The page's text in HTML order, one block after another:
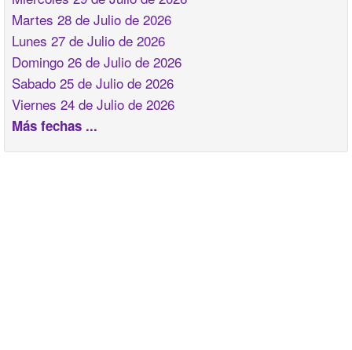
Martes 28 de Julio de 2026
Lunes 27 de Julio de 2026
Domingo 26 de Julio de 2026
Sabado 25 de Julio de 2026
Viernes 24 de Julio de 2026
Más fechas ...